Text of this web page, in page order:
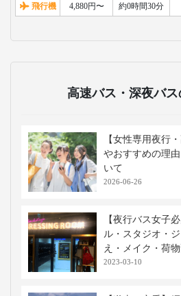
飛行機 4,880円〜 約0時間30分
高速バス・深夜バ
【女性専用夜行
やおすすめの理
いて
2026-06-26
【夜行バス女子
ル・スタジオ・
え・メイク・荷
2023-03-10